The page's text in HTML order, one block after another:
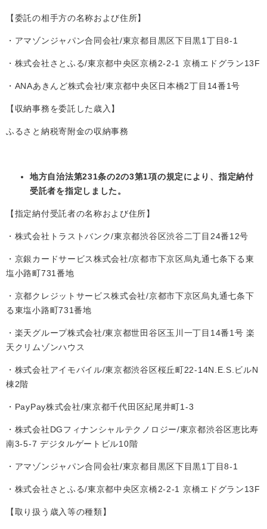
【委託の相手方の名称および住所】
・アマゾンジャパン合同会社/東京都目黒区下目黒1丁目8-1
・株式会社さとふる/東京都中央区京橋2-2-1 京橋エドグラン13F
・ANAあきんど株式会社/東京都中央区日本橋2丁目14番1号
【収納事務を委託した歳入】
ふるさと納税寄附金の収納事務
地方自治法第231条の2の3第1項の規定により、指定納付
受託者を指定しました。
【指定納付受託者の名称および住所】
・株式会社トラストバンク/東京都渋谷区渋谷二丁目24番12号
・京銀カードサービス株式会社/京都市下京区烏丸通七条下る東
塩小路町731番地
・京都クレジットサービス株式会社/京都市下京区烏丸通七条下
る東塩小路町731番地
・楽天グループ株式会社/東京都世田谷区玉川一丁目14番1号 楽
天クリムゾンハウス
・株式会社アイモバイル/東京都渋谷区桜丘町22-14N.E.S.ビルN
棟2階
・PayPay株式会社/東京都千代田区紀尾井町1-3
・株式会社DGフィナンシャルテクノロジー/東京都渋谷区恵比寿
南3-5-7 デジタルゲートビル10階
・アマゾンジャパン合同会社/東京都目黒区下目黒1丁目8-1
・株式会社さとふる/東京都中央区京橋2-2-1 京橋エドグラン13F
【取り扱う歳入等の種類】